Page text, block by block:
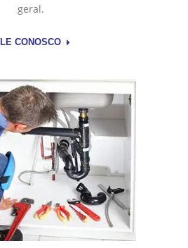
geral.
CONOSCO